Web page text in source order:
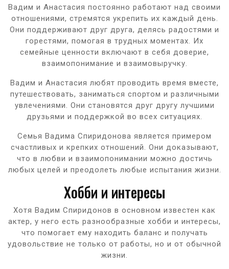
Вадим и Анастасия постоянно работают над своими
отношениями, стремятся укрепить их каждый день.
Они поддерживают друг друга, делясь радостями и
горестями, помогая в трудных моментах. Их
семейные ценности включают в себя доверие,
взаимопонимание и взаимовыручку.
Вадим и Анастасия любят проводить время вместе,
путешествовать, заниматься спортом и различными
увлечениями. Они становятся друг другу лучшими
друзьями и поддержкой во всех ситуациях.
Семья Вадима Спиридонова является примером
счастливых и крепких отношений. Они доказывают,
что в любви и взаимопонимании можно достичь
любых целей и преодолеть любые испытания жизни.
Хобби и интересы
Хотя Вадим Спиридонов в основном известен как
актер, у него есть разнообразные хобби и интересы,
что помогает ему находить баланс и получать
удовольствие не только от работы, но и от обычной
жизни.